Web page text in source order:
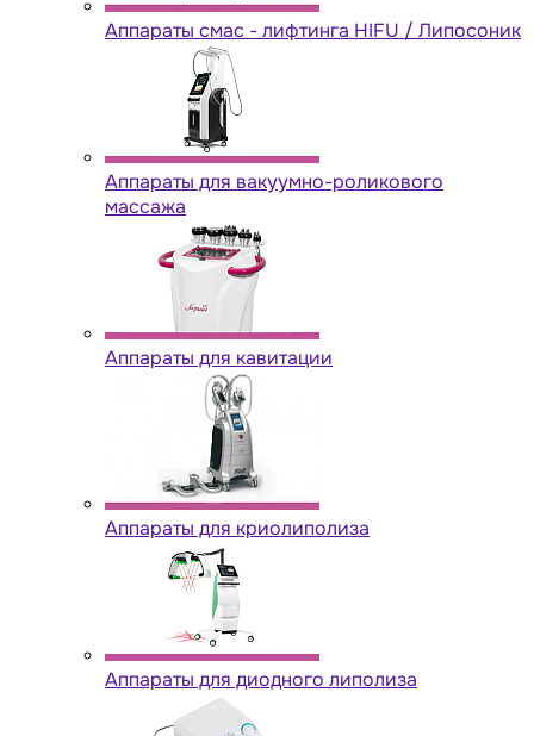
Аппараты cмас - лифтинга HIFU / Липосоник
Аппараты для вакуумно-роликового
массажа
Аппараты для кавитации
Аппараты для криолиполиза
Аппараты для диодного липолиза